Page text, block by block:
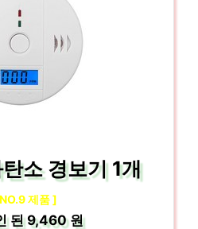
소 경보기 1개
NO.9 제품 ]
된9,460 원